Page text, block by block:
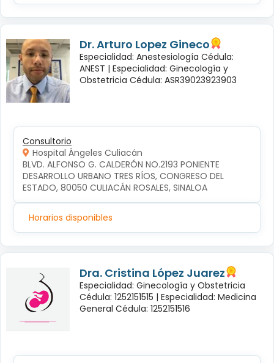
Dr. Arturo Lopez Gineco
Especialidad: Anestesiología Cédula:
ANEST | Especialidad: Ginecología y
Obstetricia Cédula: ASR39023923903
Consultorio
Hospital Ángeles Culiacán
BLVD. ALFONSO G. CALDERÓN NO.2193 PONIENTE
DESARROLLO URBANO TRES RÍOS, CONGRESO DEL
ESTADO, 80050 CULIACÁN ROSALES, SINALOA
Horarios disponibles
Dra. Cristina López Juarez
Especialidad: Ginecología y Obstetricia
Cédula: 1252151515 | Especialidad: Medicina
General Cédula: 1252151516